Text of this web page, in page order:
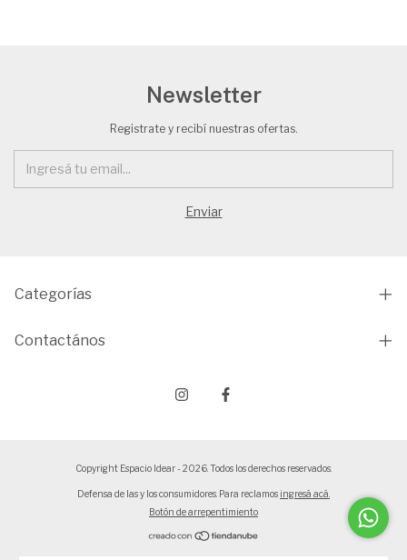
Newsletter
Registrate y recibí nuestras ofertas.
Categorías
Contactános
Copyright Espacio Idear - 2026. Todos los derechos reservados.
Defensa de las y los consumidores. Para reclamos ingresá acá.
Botón de arrepentimiento